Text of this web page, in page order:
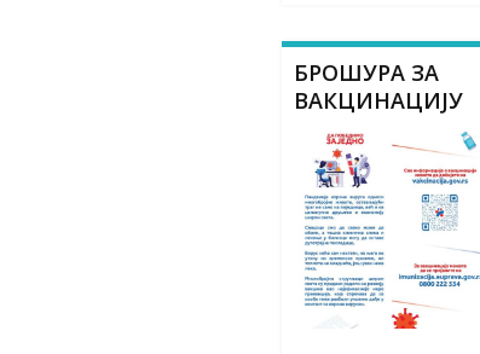
БРОШУРА ЗА
ВАКЦИНАЦИЈУ